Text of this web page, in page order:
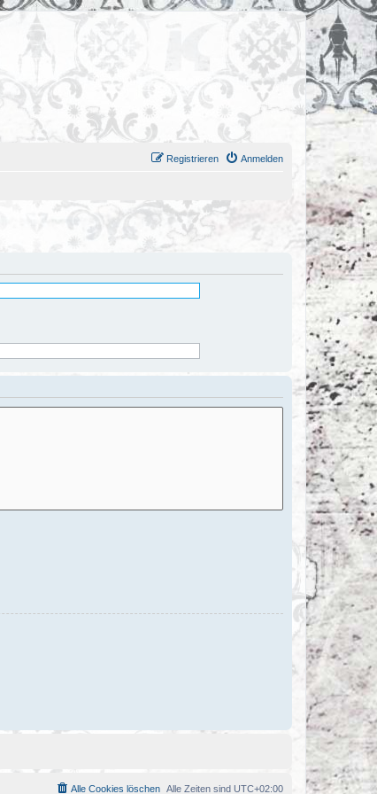
Anmelden
Registrieren
Alle Zeiten sind UTC+02:00
Alle Cookies löschen